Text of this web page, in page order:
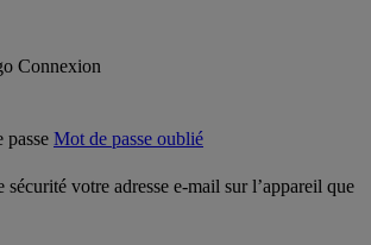
Connexion
passe Mot de passe oublié
votre adresse e-mail sur l’appareil que